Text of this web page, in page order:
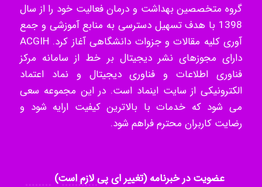
Tavan
akhtar shahsavandi
kimiya zirakpoor
گروه متخصصین بهداشت و درمان فعالیت خود را از سال
1398 با هدف تسهیل دسترسی به منابع آموزشی و جمع
آوری کلیه مقالات و جزوات دانشگاهی آغاز کرد. ACGIH
دارای مجوزهای نشر دیجیتال بر خط از سامانه مرکز
فناوری اطلاعات و فناوری دیجیتال و نماد اعتماد
الکترونیکی از سایت اینماد است. در این مجموعه سعی
می شود که خدمات با بالاترین کیفیت ارایه شود و
رضایت کاربران محترم فراهم شود.
عضویت در خبرنامه (تغییر ای پی لازم است)